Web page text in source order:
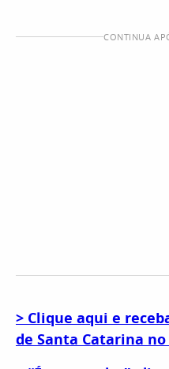
CONTINUA
> Clique aqui e
de Santa Catarina